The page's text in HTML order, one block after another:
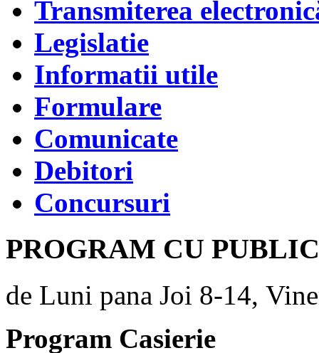
Transmiterea
Legislatie
Informatii utile
Formulare
Comunicate
Debitori
Concursuri
PROGRAM CU
de Luni pana Joi 8-14,
Program Casierie